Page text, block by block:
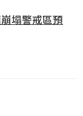
塌警戒區預